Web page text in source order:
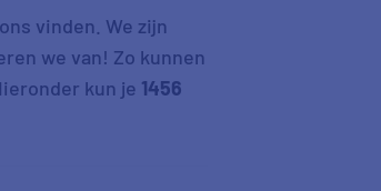
vinden. We zijn
we van! Zo kunnen
kun je 1456